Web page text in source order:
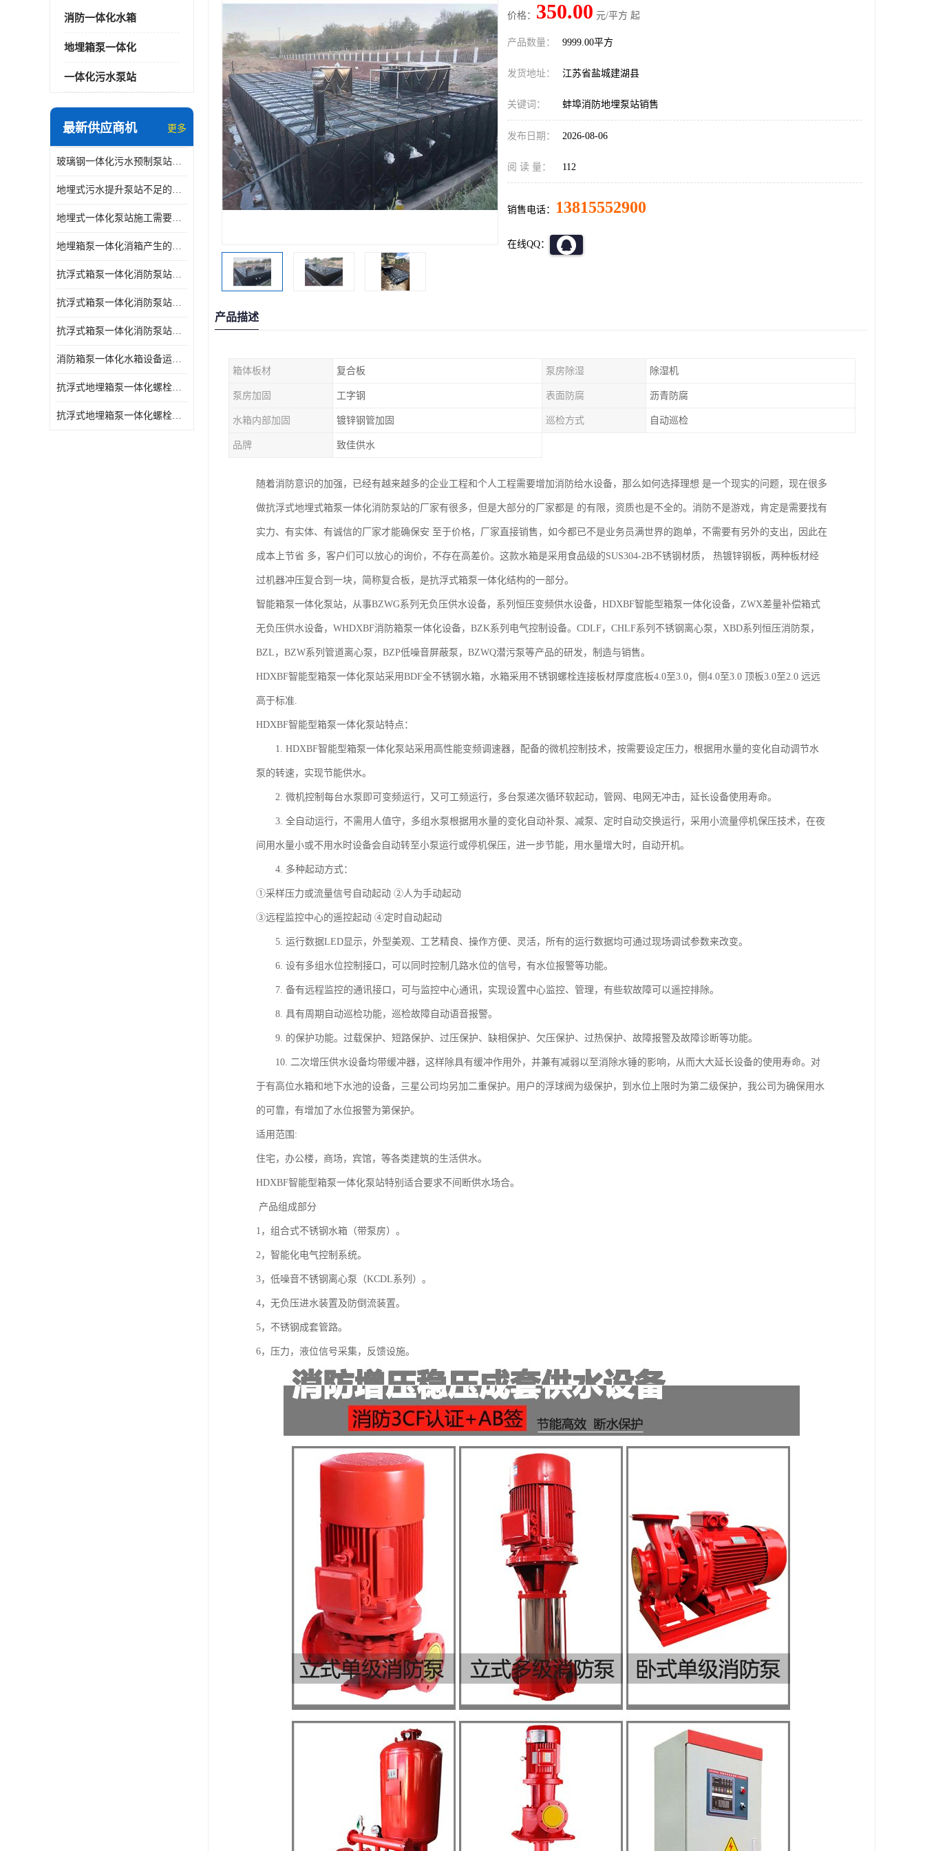
消防一体化水箱
地埋箱泵一体化
一体化污水泵站
最新供应商机 更多
玻璃钢一体化污水预制泵站与自耦底座怎么连接
地埋式污水提升泵站不足的原因
地埋式一体化泵站施工需要的环境特点
地埋箱泵一体化消箱产生的低频噪音怎样减少
抗浮式箱泵一体化消防泵站有哪些特点
抗浮式箱泵一体化消防泵站的应用场景
抗浮式箱泵一体化消防泵站的数据采集过程
消防箱泵一体化水箱设备运行过程中如护
抗浮式地埋箱泵一体化螺栓连接部分如何防止漏水、漏气呢
抗浮式地埋箱泵一体化螺栓连接部分
价格： 350.00 元/平方 起
产品数量： 9999.00平方
发货地址： 江苏省盐城建湖县
关键词： 蚌埠消防地埋泵站销售
发布日期： 2026-08-06
阅 读 量： 112
销售电话： 13815552900
在线QQ：
产品描述
箱体板材 复合板 泵房除湿 除湿机
泵房加固 工字钢 表面防腐 沥青防腐
水箱内部加固 镀锌钢管加固 巡检方式 自动巡检
品牌 致佳供水
随着消防意识的加强，已经有越来越多的企业工程和个人工程需要增加消防给水设备，那么如何选择理想 是一个现实的问题，现在很多
做抗浮式地埋式箱泵一体化消防泵站的厂家有很多，但是大部分的厂家都是 的有限，资质也是不全的。消防不是游戏，肯定是需要找有
实力、有实体、有诚信的厂家才能确保安 至于价格，厂家直接销售，如今都已不是业务员满世界的跑单，不需要有另外的支出，因此在
成本上节省 多，客户们可以放心的询价，不存在高差价。这款水箱是采用食品级的SUS304-2B不锈钢材质， 热镀锌钢板，两种板材经
过机器冲压复合到一块，简称复合板，是抗浮式箱泵一体化结构的一部分。
智能箱泵一体化泵站，从事BZWG系列无负压供水设备，系列恒压变频供水设备，HDXBF智能型箱泵一体化设备，ZWX差量补偿箱式
无负压供水设备，WHDXBF消防箱泵一体化设备，BZK系列电气控制设备。CDLF，CHLF系列不锈钢离心泵，XBD系列恒压消防泵，
BZL，BZW系列管道离心泵，BZP低噪音屏蔽泵，BZWQ潜污泵等产品的研发，制造与销售。
HDXBF智能型箱泵一体化泵站采用BDF全不锈钢水箱，水箱采用不锈钢螺栓连接板材厚度底板4.0至3.0，侧4.0至3.0 顶板3.0至2.0 远远
高于标准.
HDXBF智能型箱泵一体化泵站特点：
1. HDXBF智能型箱泵一体化泵站采用高性能变频调速器，配备的微机控制技术，按需要设定压力，根据用水量的变化自动调节水
泵的转速，实现节能供水。
2. 微机控制每台水泵即可变频运行，又可工频运行，多台泵递次循环软起动，管网、电网无冲击，延长设备使用寿命。
3. 全自动运行，不需用人值守，多组水泵根据用水量的变化自动补泵、减泵、定时自动交换运行，采用小流量停机保压技术，在夜
间用水量小或不用水时设备会自动转至小泵运行或停机保压，进一步节能，用水量增大时，自动开机。
4. 多种起动方式：
①采样压力或流量信号自动起动 ②人为手动起动
③远程监控中心的遥控起动 ④定时自动起动
5. 运行数据LED显示，外型美观、工艺精良、操作方便、灵活，所有的运行数据均可通过现场调试参数来改变。
6. 设有多组水位控制接口，可以同时控制几路水位的信号，有水位报警等功能。
7. 备有远程监控的通讯接口，可与监控中心通讯，实现设置中心监控、管理，有些软故障可以遥控排除。
8. 具有周期自动巡检功能，巡检故障自动语音报警。
9. 的保护功能。过载保护、短路保护、过压保护、缺相保护、欠压保护、过热保护、故障报警及故障诊断等功能。
10. 二次增压供水设备均带缓冲器，这样除具有缓冲作用外，并兼有减弱以至消除水锤的影响，从而大大延长设备的使用寿命。对
于有高位水箱和地下水池的设备，三星公司均另加二重保护。用户的浮球阀为级保护，到水位上限时为第二级保护，我公司为确保用水
的可靠，有增加了水位报警为第保护。
适用范围:
住宅，办公楼，商场，宾馆，等各类建筑的生活供水。
HDXBF智能型箱泵一体化泵站特别适合要求不间断供水场合。
产品组成部分
1，组合式不锈钢水箱（带泵房）。
2，智能化电气控制系统。
3，低噪音不锈钢离心泵（KCDL系列）。
4，无负压进水装置及防倒流装置。
5，不锈钢成套管路。
6，压力，液位信号采集，反馈设施。